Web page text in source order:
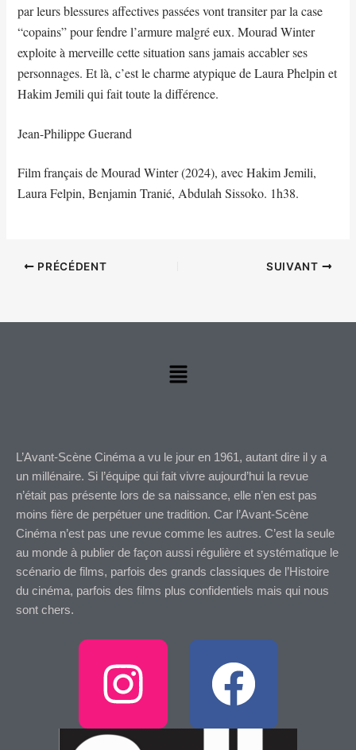
par leurs blessures affectives passées vont transiter par la case
“copains” pour fendre l’armure malgré eux. Mourad Winter
exploite à merveille cette situation sans jamais accabler ses
personnages. Et là, c’est le charme atypique de Laura Phelpin et
Hakim Jemili qui fait toute la différence.
Jean-Philippe Guerand
Film français de Mourad Winter (2024), avec Hakim Jemili,
Laura Felpin, Benjamin Tranié, Abdulah Sissoko. 1h38.
PRÉCÉDENT SUIVANT
Menu
L’Avant-Scène Cinéma a vu le jour en 1961, autant dire il y a
un millénaire. Si l’équipe qui fait vivre aujourd’hui la revue
n’était pas présente lors de sa naissance, elle n’en est pas
moins fière de perpétuer une tradition. Car l’Avant-Scène
Cinéma n’est pas une revue comme les autres. C’est la seule
au monde à publier de façon aussi régulière et systématique le
scénario de films, parfois des grands classiques de l’Histoire
du cinéma, parfois des films plus confidentiels mais qui nous
sont chers.
I
n
F
a